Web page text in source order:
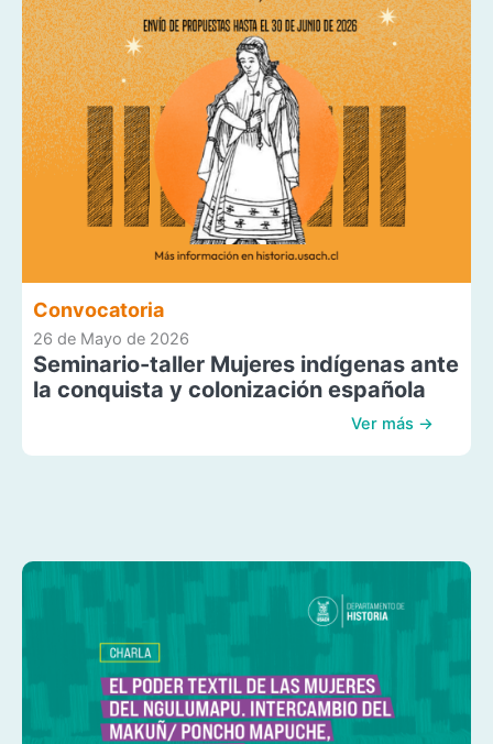
Convocatoria
26 de Mayo de 2026
Seminario-taller Mujeres indígenas ante
la conquista y colonización española
Ver más →